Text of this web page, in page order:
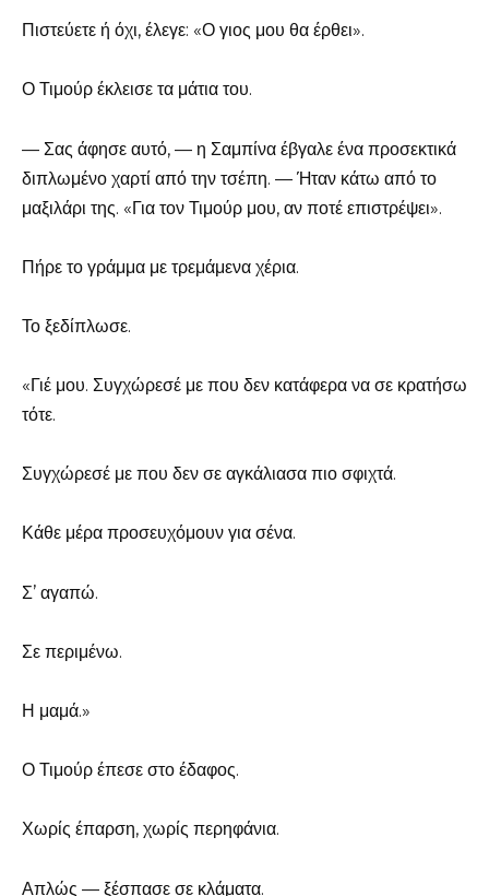
Πιστεύετε ή όχι, έλεγε: «Ο γιος μου θα έρθει».
Ο Τιμούρ έκλεισε τα μάτια του.
— Σας άφησε αυτό, — η Σαμπίνα έβγαλε ένα προσεκτικά
διπλωμένο χαρτί από την τσέπη. — Ήταν κάτω από το
μαξιλάρι της. «Για τον Τιμούρ μου, αν ποτέ επιστρέψει».
Πήρε το γράμμα με τρεμάμενα χέρια.
Το ξεδίπλωσε.
«Γιέ μου. Συγχώρεσέ με που δεν κατάφερα να σε κρατήσω
τότε.
Συγχώρεσέ με που δεν σε αγκάλιασα πιο σφιχτά.
Κάθε μέρα προσευχόμουν για σένα.
Σ’ αγαπώ.
Σε περιμένω.
Η μαμά.»
Ο Τιμούρ έπεσε στο έδαφος.
Χωρίς έπαρση, χωρίς περηφάνια.
Απλώς — ξέσπασε σε κλάματα.